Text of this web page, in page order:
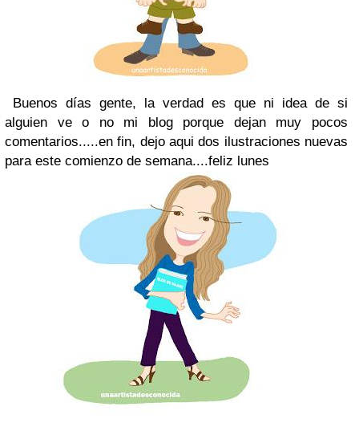
Buenos días gente, la verdad es que ni idea de si
alguien ve o no mi blog porque dejan muy pocos
comentarios.....en fin, dejo aqui dos ilustraciones nuevas
para este comienzo de semana....feliz lunes